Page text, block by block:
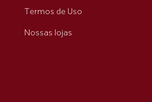
Termos de Uso
Nossas lojas